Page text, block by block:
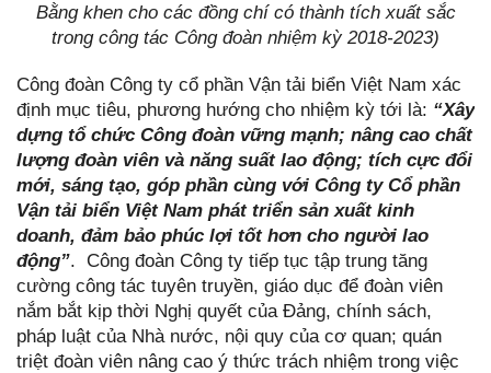
Bằng khen cho các đồng chí có thành tích xuất sắc
trong công tác Công đoàn nhiệm kỳ 2018-2023)
Công đoàn Công ty cổ phần Vận tải biển Việt Nam xác
định mục tiêu, phương hướng cho nhiệm kỳ tới là: “Xây
dựng tổ chức Công đoàn vững mạnh; nâng cao chất
lượng đoàn viên và năng suất lao động; tích cực đổi
mới, sáng tạo, góp phần cùng với Công ty Cổ phần
Vận tải biển Việt Nam phát triển sản xuất kinh
doanh, đảm bảo phúc lợi tốt hơn cho người lao
động”. Công đoàn Công ty tiếp tục tập trung tăng
cường công tác tuyên truyền, giáo dục để đoàn viên
nắm bắt kịp thời Nghị quyết của Đảng, chính sách,
pháp luật của Nhà nước, nội quy của cơ quan; quán
triệt đoàn viên nâng cao ý thức trách nhiệm trong việc